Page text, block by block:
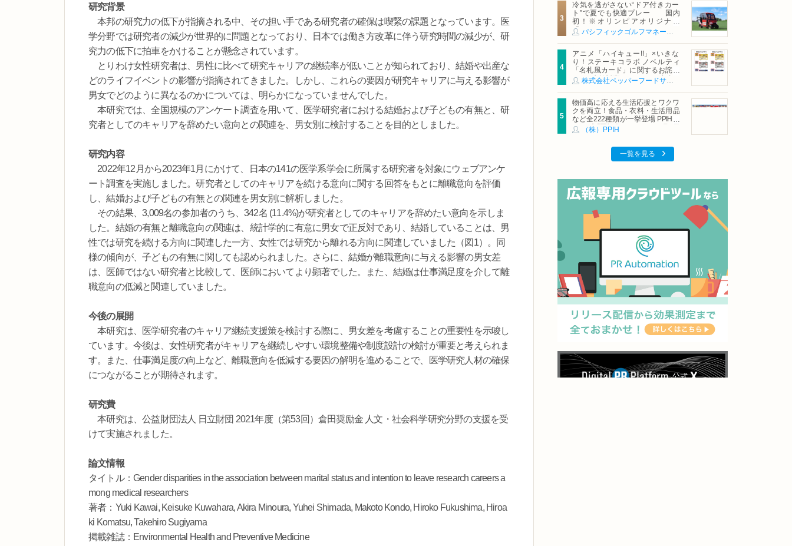
研究背景
本邦の研究力の低下が指摘される中、その担い手である研究者の確保は喫緊の課題となっています。医
学分野では研究者の減少が世界的に問題となっており、日本では働き方改革に伴う研究時間の減少が、研
究力の低下に拍車をかけることが懸念されています。
とりわけ女性研究者は、男性に比べて研究キャリアの継続率が低いことが知られており、結婚や出産な
どのライフイベントの影響が指摘されてきました。しかし、これらの要因が研究キャリアに与える影響が
男女でどのように異なるのかについては、明らかになっていませんでした。
本研究では、全国規模のアンケート調査を用いて、医学研究者における結婚および子どもの有無と、研
究者としてのキャリアを辞めたい意向との関連を、男女別に検討することを目的としました。
研究内容
2022年12月から2023年1月にかけて、日本の141の医学系学会に所属する研究者を対象にウェブアンケ
ート調査を実施しました。研究者としてのキャリアを続ける意向に関する回答をもとに離職意向を評価
し、結婚および子どもの有無との関連を男女別に解析しました。
その結果、3,009名の参加者のうち、342名 (11.4%)が研究者としてのキャリアを辞めたい意向を示しま
した。結婚の有無と離職意向の関連は、統計学的に有意に男女で正反対であり、結婚していることは、男
性では研究を続ける方向に関連した一方、女性では研究から離れる方向に関連していました（図1）。同
様の傾向が、子どもの有無に関しても認められました。さらに、結婚が離職意向に与える影響の男女差
は、医師ではない研究者と比較して、医師においてより顕著でした。また、結婚は仕事満足度を介して離
職意向の低減と関連していました。
今後の展開
本研究は、医学研究者のキャリア継続支援策を検討する際に、男女差を考慮することの重要性を示唆し
ています。今後は、女性研究者がキャリアを継続しやすい環境整備や制度設計の検討が重要と考えられま
す。また、仕事満足度の向上など、離職意向を低減する要因の解明を進めることで、医学研究人材の確保
につながることが期待されます。
研究費
本研究は、公益財団法人 日立財団 2021年度（第53回）倉田奨励金 人文・社会科学研究分野の支援を受
けて実施されました。
論文情報
タイトル：Gender disparities in the association between marital status and intention to leave research careers a
mong medical researchers
著者：Yuki Kawai, Keisuke Kuwahara, Akira Minoura, Yuhei Shimada, Makoto Kondo, Hiroko Fukushima, Hiroa
ki Komatsu, Takehiro Sugiyama
掲載雑誌：Environmental Health and Preventive Medicine
冷気を逃がさない“ドア付きカー
ト”で夏でも快適プレー 国内
初！※オリンピアオリジナル
「AirCon Cart（エアコンカー
ト）」導入 | ＰＧＭ
アニメ「ハイキュー!!」×いきな
り！ステーキコラボ ノベルティ
「名札風カード」に関するお詫び
および交換対応についてのご案内
物価高に応える生活応援とワクワ
クを両立！食品・衣料・生活用品
など全222種類が一挙登場 PPIHグ
ループ「夏福袋」＆セール 8月6日
(木)より順次スタート
（株）PPIH
一覧を見る